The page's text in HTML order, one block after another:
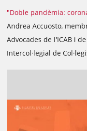
"Doble pandèmia:
Andrea Accuosto,
Advocades de l'ICAB i
Intercol·legial de